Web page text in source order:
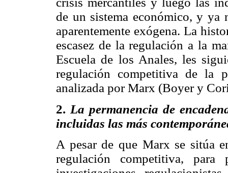
de un sistema económico, y ya
aparentemente exógena. La
escasez de la regulación a la
Escuela de los Anales, les
regulación competitiva de la
analizada por Marx (Boyer y
2. La permanencia de
incluidas las más
A pesar de que Marx se sitúa
regulación competitiva,